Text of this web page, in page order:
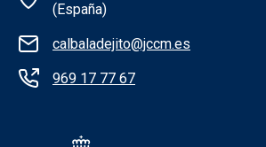
(España)
calbaladejito@jccm.es
969 17 77 67